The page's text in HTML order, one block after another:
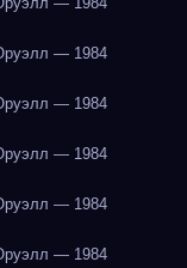
— 1984
— 1984
— 1984
— 1984
— 1984